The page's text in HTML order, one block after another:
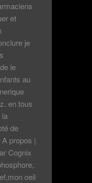
et
je
le
au
en tous
la
de
propos |
Cognix
oeil